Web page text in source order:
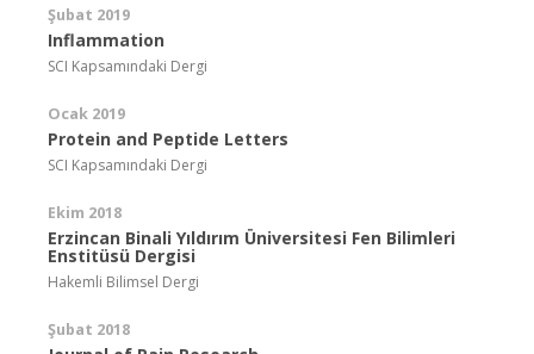
Şubat 2019
Inflammation
SCI Kapsamındaki Dergi
Ocak 2019
Protein and Peptide Letters
SCI Kapsamındaki Dergi
Ekim 2018
Erzincan Binali Yıldırım Üniversitesi Fen Bilimleri
Enstitüsü Dergisi
Hakemli Bilimsel Dergi
Şubat 2018